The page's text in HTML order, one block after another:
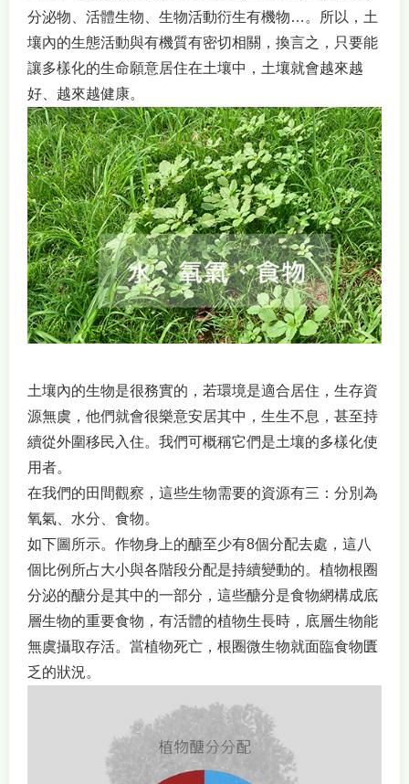
分泌物、活體生物、生物活動衍生有機物…。所以，土
壤內的生態活動與有機質有密切相關，換言之，只要能
讓多樣化的生命願意居住在土壤中，土壤就會越來越
好、越來越健康。
土壤內的生物是很務實的，若環境是適合居住，生存資
源無虞，他們就會很樂意安居其中，生生不息，甚至持
續從外圍移民入住。我們可概稱它們是土壤的多樣化使
用者。
在我們的田間觀察，這些生物需要的資源有三：分別為
氧氣、水分、食物。
如下圖所示。作物身上的醣至少有8個分配去處，這八
個比例所占大小與各階段分配是持續變動的。植物根圈
分泌的醣分是其中的一部分，這些醣分是食物網構成底
層生物的重要食物，有活體的植物生長時，底層生物能
無虞攝取存活。當植物死亡，根圈微生物就面臨食物匱
乏的狀況。